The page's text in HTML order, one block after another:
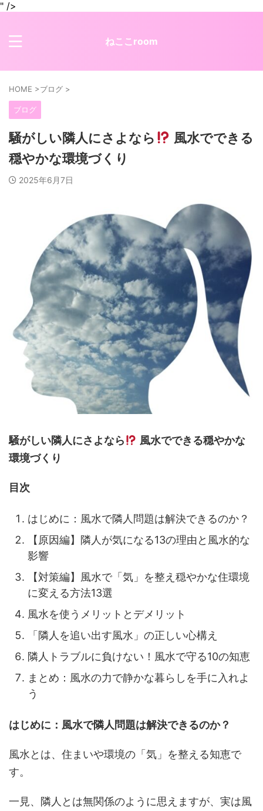
" />
ねここroom
HOME >ブログ >
ブログ
騒がしい隣人にさよなら
風水でできる
穏やかな環境づくり
2025年6月7日
騒がしい隣人にさよなら
風水でできる穏やかな
環境づくり
目次
はじめに：風水で隣人問題は解決できるのか？
【原因編】隣人が気になる13の理由と風水的な
影響
【対策編】風水で「気」を整え穏やかな住環境
に変える方法13選
風水を使うメリットとデメリット
「隣人を追い出す風水」の正しい心構え
隣人トラブルに負けない！風水で守る10の知恵
まとめ：風水の力で静かな暮らしを手に入れよ
う
はじめに：風水で隣人問題は解決できるのか？
風水とは、住まいや環境の「気」を整える知恵で
す。
一見、隣人とは無関係のように思えますが、実は風